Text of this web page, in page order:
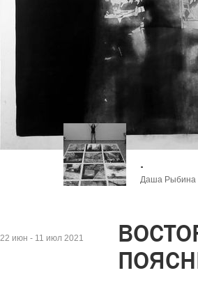
.
Даша Рыбина
22 июн - 11 июл 2021